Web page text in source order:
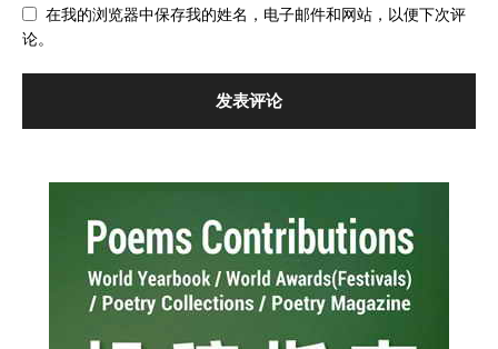
在我的浏览器中保存我的姓名，电子邮件和网站，以便下次评
论。